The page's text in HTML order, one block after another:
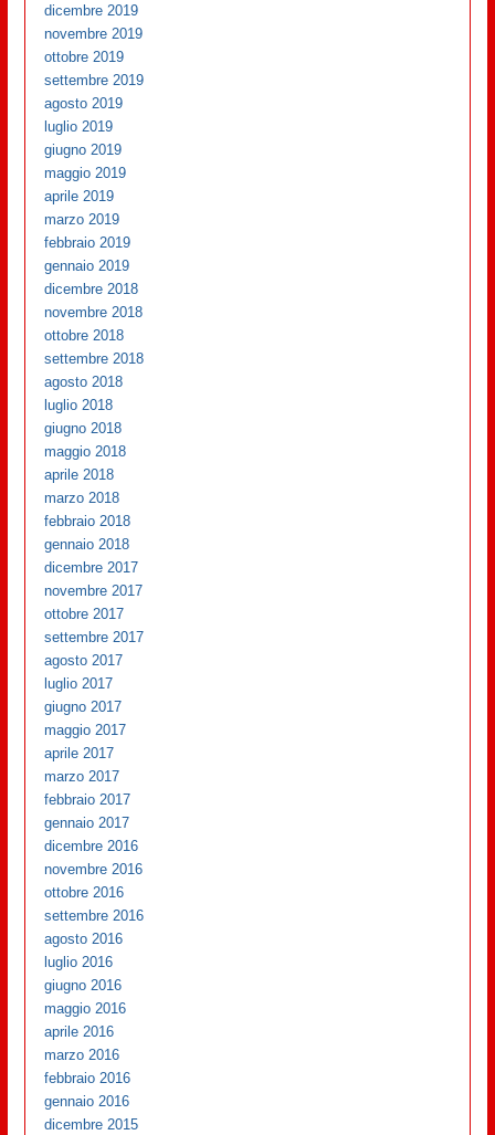
dicembre 2019
novembre 2019
ottobre 2019
settembre 2019
agosto 2019
luglio 2019
giugno 2019
maggio 2019
aprile 2019
marzo 2019
febbraio 2019
gennaio 2019
dicembre 2018
novembre 2018
ottobre 2018
settembre 2018
agosto 2018
luglio 2018
giugno 2018
maggio 2018
aprile 2018
marzo 2018
febbraio 2018
gennaio 2018
dicembre 2017
novembre 2017
ottobre 2017
settembre 2017
agosto 2017
luglio 2017
giugno 2017
maggio 2017
aprile 2017
marzo 2017
febbraio 2017
gennaio 2017
dicembre 2016
novembre 2016
ottobre 2016
settembre 2016
agosto 2016
luglio 2016
giugno 2016
maggio 2016
aprile 2016
marzo 2016
febbraio 2016
gennaio 2016
dicembre 2015